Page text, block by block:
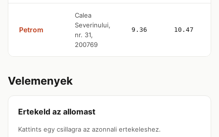
Petrom
Calea
Severinului,
nr. 31,
200769
9.36 10.47
Velemenyek
Ertekeld az allomast
Kattints egy csillagra az azonnali ertekeleshez.